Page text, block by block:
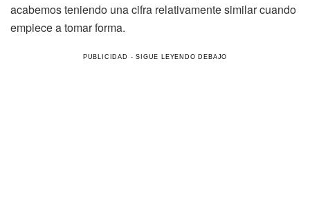
acabemos teniendo una cifra relativamente similar cuando
empiece a tomar forma.